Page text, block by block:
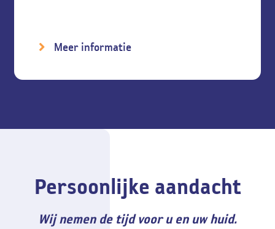
Meer informatie
Persoonlijke aandacht
Wij nemen de tijd voor u en uw huid.